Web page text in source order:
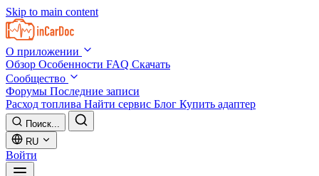
Skip to main content
О приложении
Обзор Особенности FAQ Скачать
Сообщество
Форумы Последние записи
Расход топлива Найти сервис Блог Купить адаптер
Поиск...
RU
Войти